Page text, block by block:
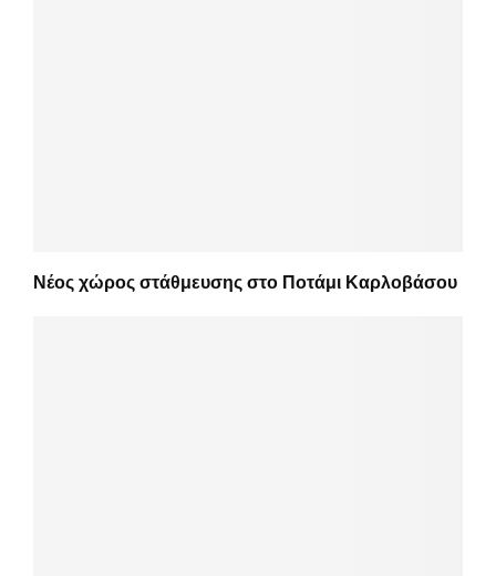
Νέος χώρος στάθμευσης στο Ποτάμι Καρλοβάσου